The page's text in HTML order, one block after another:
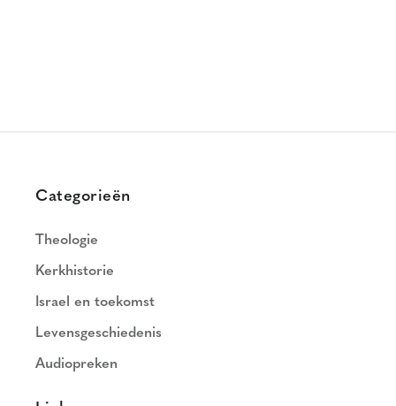
Categorieën
Theologie
Kerkhistorie
Israel en toekomst
Levensgeschiedenis
Audiopreken